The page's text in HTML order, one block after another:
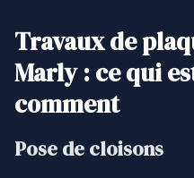
Travaux de
Marly : ce qui
comment
Pose de cloisons